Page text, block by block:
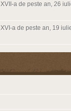
a de peste an, 26
a de peste an, 19